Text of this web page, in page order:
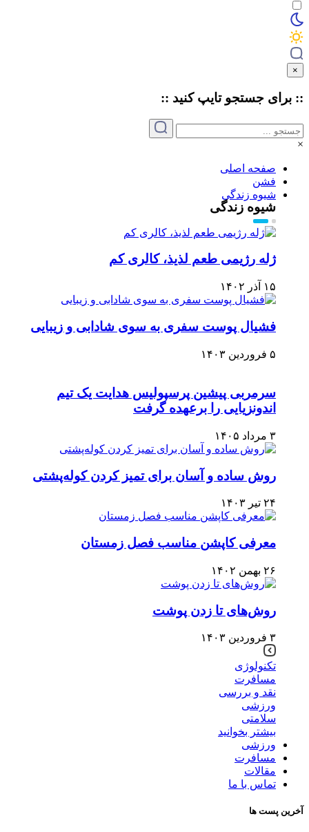
×
:: برای جستجو تایپکنید ::
×
صفحه اصلی
فشن
شیوه زندگی
شیوه زندگی
ژله رژیمی طعم لذیذ، کالری کم
۱۵ آذر ۱۴۰۲
فشیال پوست سفری به سوی شادابی و زیبایی
۵ فروردین ۱۴۰۳
سرمربی پیشین پرسپولیس هدایت یک تیم
اندونزیایی را برعهده گرفت
۳ مرداد ۱۴۰۵
روش ساده و آسان برای تمیز کردن کوله‌پشتی
۲۴ تیر ۱۴۰۳
معرفی کاپشن مناسب فصل زمستان
۲۶ بهمن ۱۴۰۲
روش‌های تا زدن پوشت
۳ فروردین ۱۴۰۳
تکنولوژی
مسافرت
نقد و بررسی
ورزشی
سلامتی
بیشتر بخوانید
ورزشی
مسافرت
مقالات
تماس با ما
آخرین پست ها